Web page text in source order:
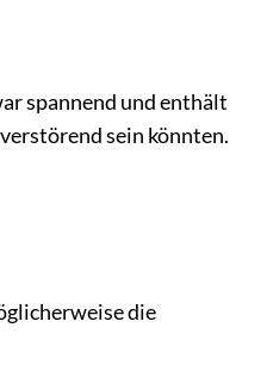
spannend und enthält
sein könnten.
die